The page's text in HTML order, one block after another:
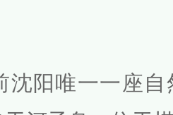
沈阳唯一一座